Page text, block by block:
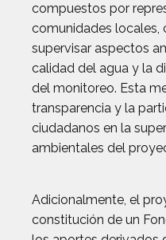
compuestos por
comunidades locales,
supervisar aspectos
calidad del agua y la
del monitoreo. Esta
transparencia y la
ciudadanos en la
ambientales del
Adicionalmente, el
constitución de un